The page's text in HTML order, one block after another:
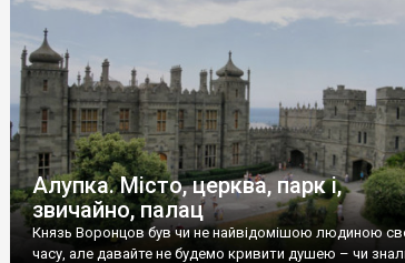
Алупка. Місто, церква, парк і,
звичайно, палац
Князь Воронцов був чи не найвідомішою людиною
часу, але давайте не будемо кривити душею – чи